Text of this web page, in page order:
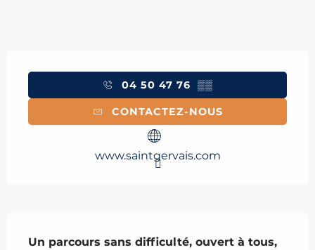
04 50 47 76 ▒▒
CONTACTEZ-NOUS
www.saintgervais.com
Un parcours sans difficulté, ouvert à tous,